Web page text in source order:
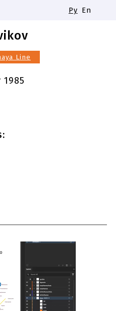
Novosibirsk
stations
Ру En
Line